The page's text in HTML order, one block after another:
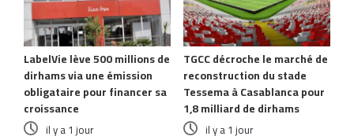
LabelVie lève 500 millions de
dirhams via une émission
obligataire pour financer sa
croissance
il y a 1 jour
TGCC décroche le marché de
reconstruction du stade
Tessema à Casablanca pour
1,8 milliard de dirhams
il y a 1 jour